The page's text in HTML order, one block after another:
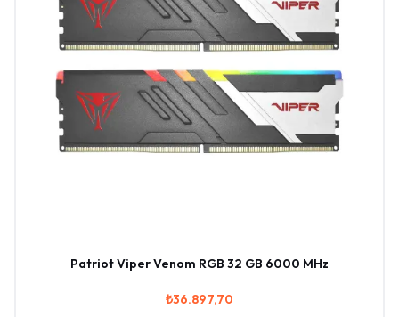
Patriot Viper Venom RGB 32 GB 6000 MHz
₺36.897,70